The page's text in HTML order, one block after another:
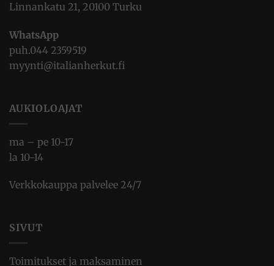
Linnankatu 21, 20100 Turku
WhatsApp
puh.044 2359519
myynti@italianherkut.fi
AUKIOLOAJAT
ma – pe 10-17
la 10-14
Verkkokauppa palvelee 24/7
SIVUT
Toimitukset ja maksaminen